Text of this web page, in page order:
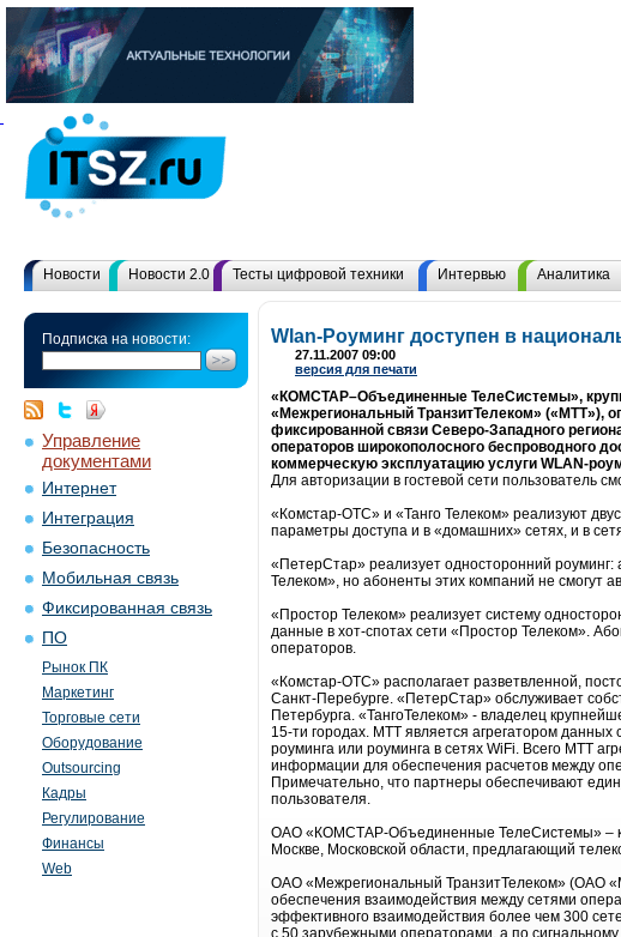
Новости Новости 2.0 Тесты цифровой техники Интервью Аналитика
Подписка на новости:
Управление
документами
Интернет
Интеграция
Безопасность
Мобильная связь
Фиксированная связь
ПО
Рынок ПК
Маркетинг
Торговые сети
Оборудование
Outsourcing
Кадры
Регулирование
Финансы
Web
Wlan-Роуминг доступен в
27.11.2007 09:00
версия для печати
«КОМСТАР–Объединенные ТелеСистемы»,
«Межрегиональный ТранзитТелеком» («МТТ»),
фиксированной связи Северо-Западного
операторов широкополосного беспроводного
коммерческую эксплуатацию услуги WLAN-
Для авторизации в гостевой сети пользователь
«Комстар-ОТС» и «Танго Телеком» реализуют
параметры доступа и в «домашних» сетях, и в
«ПетерСтар» реализует односторонний
Телеком», но абоненты этих компаний не смогут
«Простор Телеком» реализует систему
данные в хот-спотах сети «Простор Телеком».
операторов.
«Комстар-ОТС» располагает разветвленной,
Санкт-Перебурге. «ПетерСтар» обслуживает
Петербурга. «ТангоТелеком» - владелец
15-ти городах. МТТ является агрегатором
роуминга или роуминга в сетях WiFi. Всего МТТ
информации для обеспечения расчетов между
Примечательно, что партнеры обеспечивают
пользователя.
ОАО «КОМСТАР-Объединенные ТелеСистемы» –
Москве, Московской области, предлагающий
ОАО «Межрегиональный ТранзитТелеком» (ОАО
обеспечения взаимодействия между сетями
эффективного взаимодействия более чем 300
с 50 зарубежными операторами, а по